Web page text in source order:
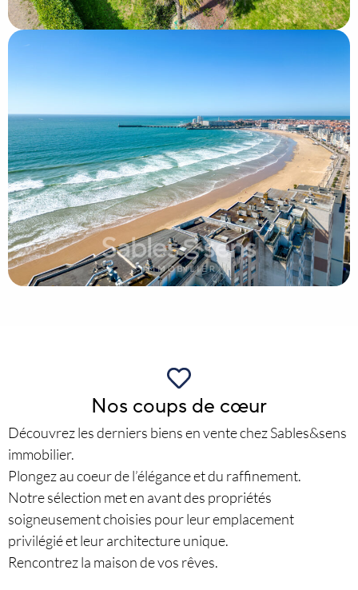
Nos coups de cœur
Découvrez les derniers biens en vente chez Sables&sens
immobilier.
Plongez au coeur de l’élégance et du raffinement.
Notre sélection met en avant des propriétés
soigneusement choisies pour leur emplacement
privilégié et leur architecture unique.
Rencontrez la maison de vos rêves.